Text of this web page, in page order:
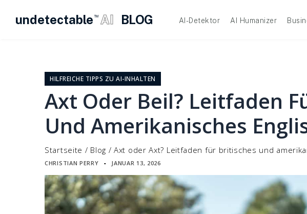
undetectable TM AI BLOG AI-Detektor AI Humanizer
HILFREICHE TIPPS ZU AI-INHALTEN
Axt Oder Beil? Leitfaden
Und Amerikanisches
Startseite / Blog /Axt oder Axt? Leitfaden für britisches und
CHRISTIAN PERRY ▪ JANUAR 13, 2026